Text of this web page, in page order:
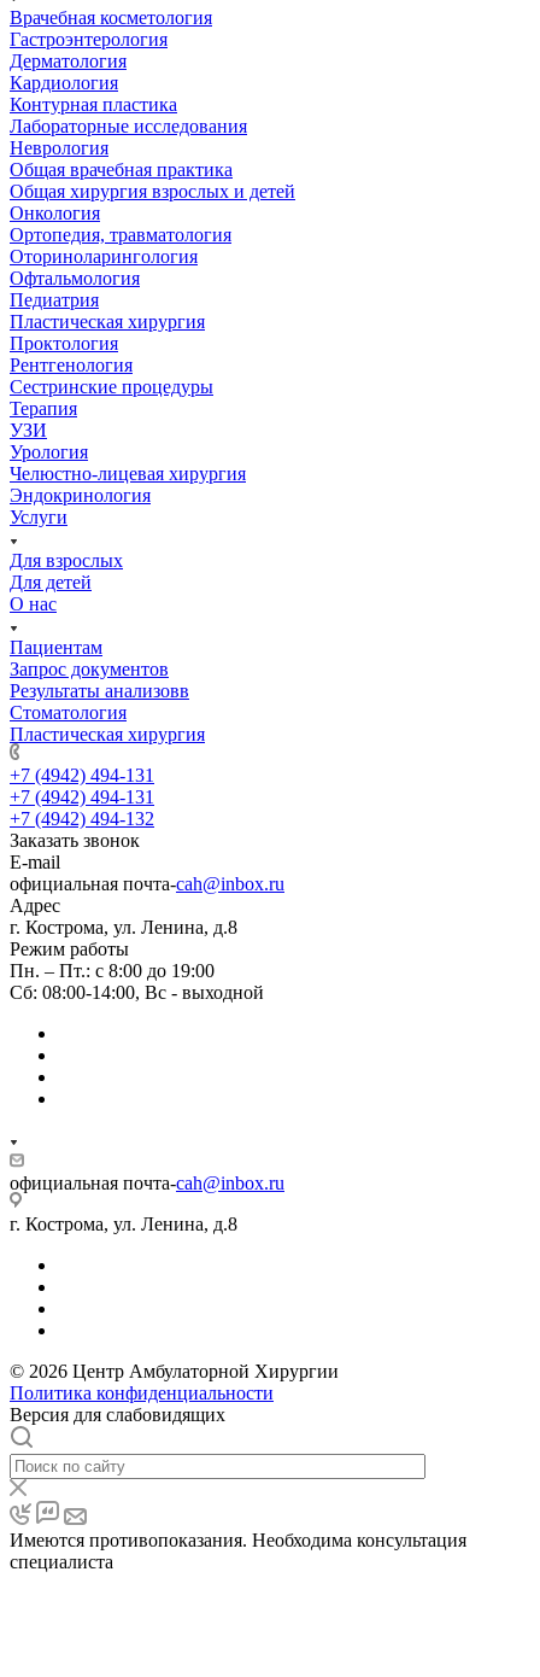
Врачебная косметология
Гастроэнтерология
Дерматология
Кардиология
Контурная пластика
Лабораторные исследования
Неврология
Общая врачебная практика
Общая хирургия взрослых и детей
Онкология
Ортопедия, травматология
Оториноларингология
Офтальмология
Педиатрия
Пластическая хирургия
Проктология
Рентгенология
Сестринские процедуры
Терапия
УЗИ
Урология
Челюстно-лицевая хирургия
Эндокринология
Услуги
Для взрослых
Для детей
О нас
Пациентам
Запрос документов
Результаты анализовв
Стоматология
Пластическая хирургия
+7 (4942) 494-131
+7 (4942) 494-131
+7 (4942) 494-132
Заказать звонок
E-mail
официальная почта-cah@inbox.ru
Адрес
г. Кострома, ул. Ленина, д.8
Режим работы
Пн. – Пт.: с 8:00 до 19:00
Сб: 08:00-14:00, Вс - выходной
официальная почта-cah@inbox.ru
г. Кострома, ул. Ленина, д.8
© 2026 Центр Амбулаторной Хирургии
Политика конфиденциальности
Версия для слабовидящих
Имеются противопоказания. Необходима консультация
специалиста